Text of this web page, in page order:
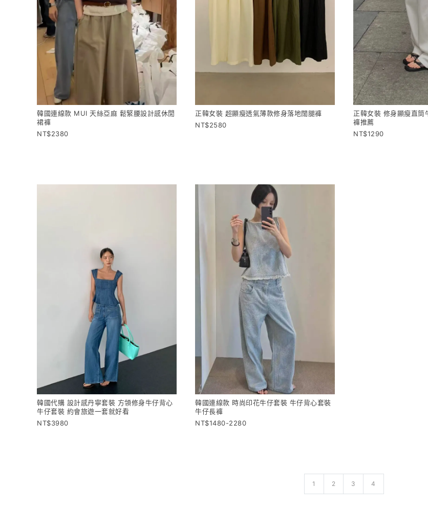
韓國連線款 MUI 天絲亞麻 鬆緊腰設計感休閒
裙褲
2380
正韓女裝 超顯瘦透氣薄款修身落地闊腿褲
2580
正韓女裝 修身顯瘦直筒
褲推薦
1290
韓國代購 設計感丹寧套裝 方領修身牛仔背心
牛仔套裝 約會旅遊一套就好看
3980
韓國連線款 時尚印花牛仔套裝 牛仔背心套裝
牛仔長褲
1480-2280
1 2 3 4